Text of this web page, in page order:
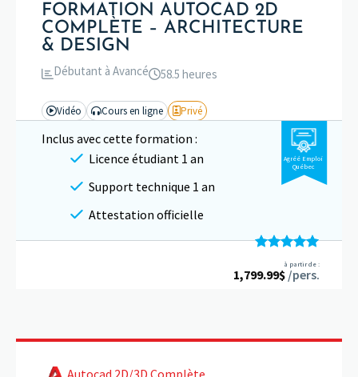
FORMATION AUTOCAD 2D
COMPLÈTE – ARCHITECTURE
& DESIGN
Débutant à Avancé 58.5 heures
Vidéo Cours en ligne Privé
Inclus avec cette formation :
Licence étudiant 1 an
Support technique 1 an
Attestation officielle
Agréé Emploi
Québec
Note 5.00
sur 5
à partir de :
1,799.99$ /pers.
Autocad 2D/3D Complète